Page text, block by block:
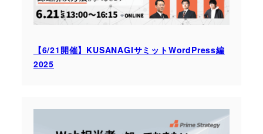
【6/21開催】KUSANAGIサミットWordPress編
2025